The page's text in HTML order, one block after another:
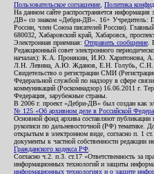
Пользовательское соглашение Политика
На данном сайте распространяется
ДВ» со знаком «Дебри-ДВ». 16+ Учредитель:
России, член Союза писателей России).
680032, Хабаровский край, Хабаровск,
Электронная приемная: Отправить сообщение .
Редакционный совет электронного
началах): К.А. Пронякин, И.Ю.
Л.Н. Левина, А.Ю. Жданов, Е.Н. Голубь,
Свидетельство о регистрации СМИ
Федеральной службой по надзору в сфере
коммуникаций (Роскомнадзор) 16.06.2011 г.
Федерация, зарубежные страны.
В 2006 г. проект «Дебри-ДВ» был создан как
№ 125 «Об архивном деле в Российской
Основной фонд архива составляют публикации
рукописи по дальневосточной (РФ) тематике.
открытым в электронном виде, согласно п. 1
документы к частной собственности редакции
Гражданского кодекса РФ
Согласно ч.2. п.3. ст.17 «Ответственность за
информационных технологий и защиты
информационных технологиях и о защите